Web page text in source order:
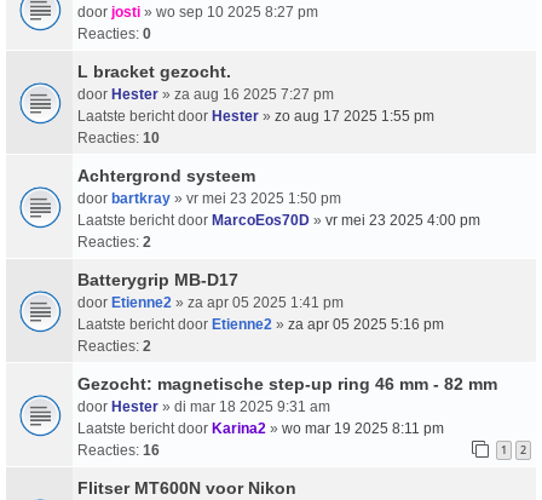
door josti » wo sep 10 2025 8:27 pm
Reacties: 0
L bracket gezocht.
door Hester » za aug 16 2025 7:27 pm
Laatste bericht door Hester » zo aug 17 2025 1:55 pm
Reacties: 10
Achtergrond systeem
door bartkray » vr mei 23 2025 1:50 pm
Laatste bericht door MarcoEos70D » vr mei 23 2025 4:00 pm
Reacties: 2
Batterygrip MB-D17
door Etienne2 » za apr 05 2025 1:41 pm
Laatste bericht door Etienne2 » za apr 05 2025 5:16 pm
Reacties: 2
Gezocht: magnetische step-up ring 46 mm - 82 mm
door Hester » di mar 18 2025 9:31 am
Laatste bericht door Karina2 » wo mar 19 2025 8:11 pm
Reacties: 16 1 2
Flitser MT600N voor Nikon